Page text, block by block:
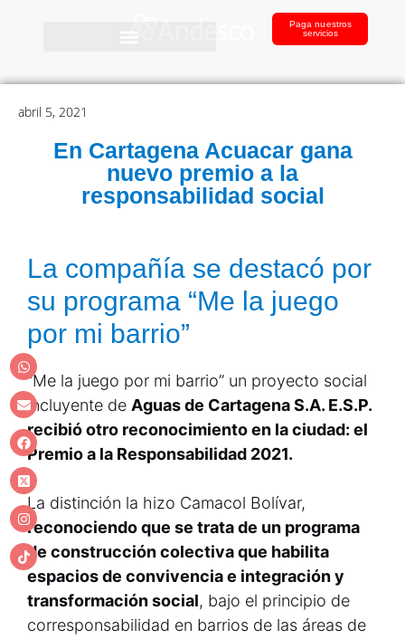
Paga nuestros
servicios
abril 5, 2021
En Cartagena Acuacar gana
nuevo premio a la
responsabilidad social
La compañía se destacó por
su programa “Me la juego
por mi barrio”
“Me la juego por mi barrio” un proyecto social
incluyente de Aguas de Cartagena S.A. E.S.P.
recibió otro reconocimiento en la ciudad: el
Premio a la Responsabilidad 2021.
La distinción la hizo Camacol Bolívar,
reconociendo que se trata de un programa
de construcción colectiva que habilita
espacios de convivencia e integración y
transformación social, bajo el principio de
corresponsabilidad en barrios de las áreas de